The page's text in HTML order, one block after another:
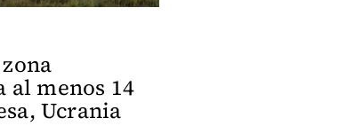
al menos 14
Ucrania